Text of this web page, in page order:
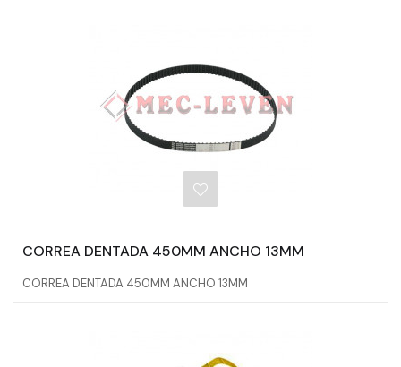
CORREA DENTADA 450MM ANCHO 13MM
CORREA DENTADA 450MM ANCHO 13MM